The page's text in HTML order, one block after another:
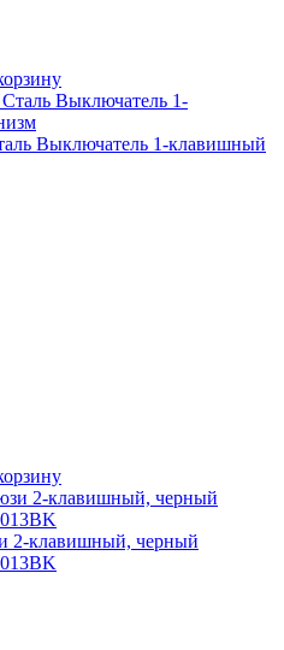
Выключатель 1-клавишный
2-клавишный, черный